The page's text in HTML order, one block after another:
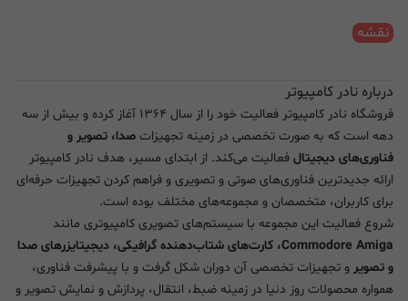
نقشه
درباره نادر کامپیوتر
فروشگاه نادر کامپیوتر فعالیت خود را از سال ۱۳۶۴ آغاز کرده و بیش از سه
دهه است که به صورت تخصصی در زمینه تجهیزات صدا، تصویر و
فناوری‌های دیجیتال فعالیت می‌کند. از ابتدای مسیر، هدف نادر کامپیوتر
ارائه جدیدترین فناوری‌های صوتی و تصویری و فراهم کردن تجهیزات حرفه‌ای
برای کاربران، متخصصان و مجموعه‌های مختلف بوده است.
شروع فعالیت این مجموعه با سیستم‌های تصویری کامپیوتری مانند
Commodore Amiga، کارت‌های شتاب‌دهنده گرافیکی، دیجیتایزرهای صدا
و تصویر و تجهیزات تخصصی آن دوران شکل گرفت و با پیشرفت فناوری،
همواره محصولات روز دنیا در زمینه ضبط، انتقال، پردازش و نمایش تصویر و